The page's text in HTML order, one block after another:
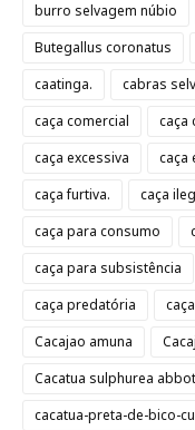
burro selvagem núbio
Butegallus coronatus
caatinga.
cabras
caça comercial
caça
caça excessiva
caça
caça furtiva.
caça
caça para consumo
caça para subsistência
caça predatória
Cacajao amuna
Cacatua sulphurea
cacatua-preta-de-bico-